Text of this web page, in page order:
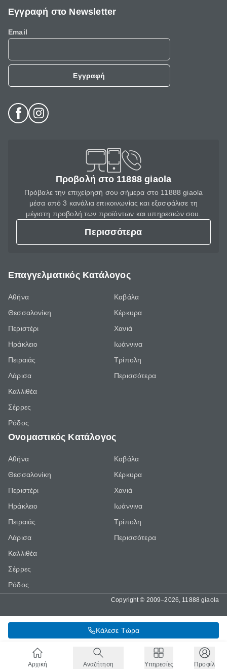
Κάλεσε Τώρα
Εγγραφή στο Newsletter
Email
Εγγραφή
Προβολή στο 11888 giaola
Πρόβαλε την επιχείρησή σου σήμερα στο 11888 giaola
μέσα από 3 κανάλια επικοινωνίας και εξασφάλισε τη
μέγιστη προβολή των προϊόντων και υπηρεσιών σου.
Περισσότερα
Επαγγελματικός Κατάλογος
Αθήνα
Θεσσαλονίκη
Περιστέρι
Ηράκλειο
Πειραιάς
Λάρισα
Καλλιθέα
Σέρρες
Ρόδος
Καβάλα
Κέρκυρα
Χανιά
Ιωάννινα
Τρίπολη
Περισσότερα
Ονομαστικός Κατάλογος
Αθήνα
Θεσσαλονίκη
Περιστέρι
Ηράκλειο
Πειραιάς
Λάρισα
Καλλιθέα
Σέρρες
Ρόδος
Καβάλα
Κέρκυρα
Χανιά
Ιωάννινα
Τρίπολη
Περισσότερα
Copyright © 2009–2026, 11888 giaola
Αρχική Αναζήτηση Υπηρεσίες Προφίλ